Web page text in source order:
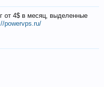
от 4$ в месяц, выделенные
powervps.ru/